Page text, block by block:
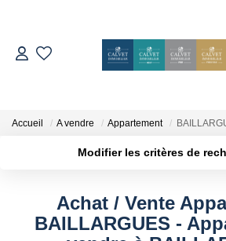
ESTIMER
Notre Équipe
Nos Avis
Accueil A vendre Appartement
Modifier les critères de
Surface min Budget
Achat / Vente
BAILLARGUES -